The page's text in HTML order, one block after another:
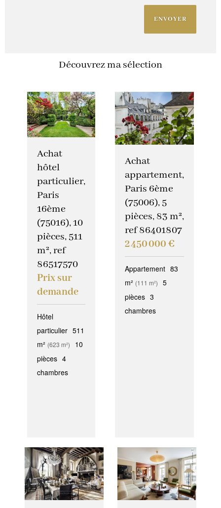
ENVOYER
Découvrez ma sélection
Achat
hôtel
particulier,
Paris
16ème
(75016), 10
pièces, 511
m², ref
86517570
Prix sur
demande
Hôtel
particulier 511
m² (623 m²)
10
pièces 4
chambres
Achat
appartement,
Paris 6ème
(75006), 5
pièces, 83 m²,
ref 86401807
2 450 000 €
Appartement 83
m² (111 m²)
5
pièces 3
chambres